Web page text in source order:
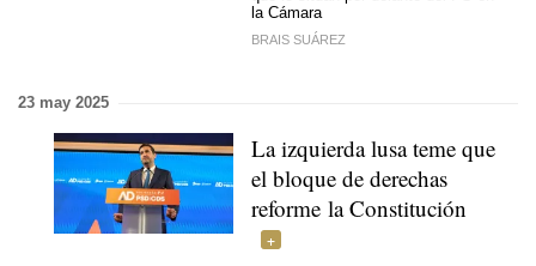
la Cámara
BRAIS SUÁREZ
23 may 2025
La izquierda lusa teme que
el bloque de derechas
reforme la Constitución